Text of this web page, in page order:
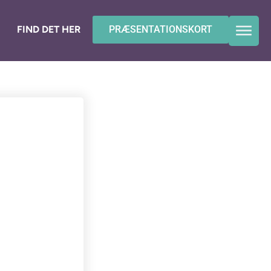
PRÆSENTATIONSKORT
FIND DET HER